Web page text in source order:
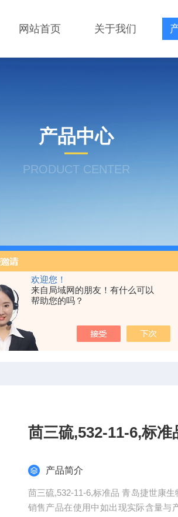
欢迎您！
来自局域网的朋友！有什么可以
帮助您的吗？
网站首页 关于我们
产品中心
PRODUCT CENTER
胞增殖与细胞毒性检测试剂盒 48t/
当前位置：首页 产品中
茴三硫,532-11-6,标准
产品简介
茴三硫,532-11-6,标准品 青岛捷世康
销售产品在使用中如出现实际含量与